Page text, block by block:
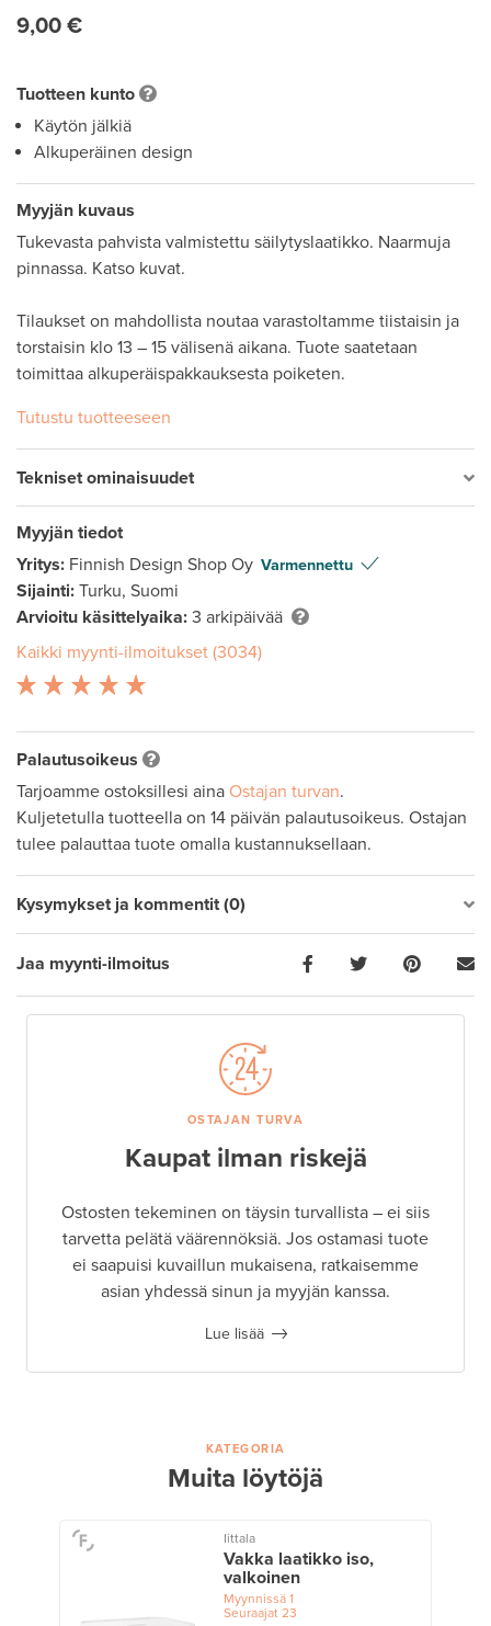
9,00 €
Tuotteen kunto
Käytön jälkiä
Alkuperäinen design
Myyjän kuvaus
Tukevasta pahvista valmistettu säilytyslaatikko. Naarmuja
pinnassa. Katso kuvat.
Tilaukset on mahdollista noutaa varastoltamme tiistaisin ja
torstaisin klo 13 – 15 välisenä aikana. Tuote saatetaan
toimittaa alkuperäispakkauksesta poiketen.
Tutustu tuotteeseen
Tekniset ominaisuudet
Myyjän tiedot
Yritys: Finnish Design Shop Oy Varmennettu
Sijainti: Turku, Suomi
Arvioitu käsittelyaika: 3 arkipäivää
Kaikki myynti-ilmoitukset (3034)
Palautusoikeus
Tarjoamme ostoksillesi aina Ostajan turvan.
Kuljetetulla tuotteella on 14 päivän palautusoikeus. Ostajan
tulee palauttaa tuote omalla kustannuksellaan.
Kysymykset ja kommentit (0)
Jaa myynti-ilmoitus
OSTAJAN TURVA
Kaupat ilman riskejä
Ostosten tekeminen on täysin turvallista – ei siis
tarvetta pelätä väärennöksiä. Jos ostamasi tuote
ei saapuisi kuvaillun mukaisena, ratkaisemme
asian yhdessä sinun ja myyjän kanssa.
Lue lisää
KATEGORIA
Muita löytöjä
Iittala
Vakka laatikko iso,
valkoinen
Myynnissä1
Seuraajat 23